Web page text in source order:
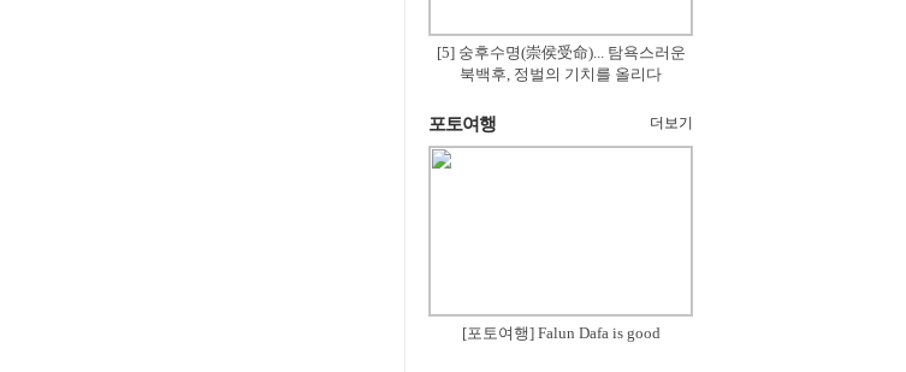
[5] 숭후수명(崇侯受命)... 탐욕스러운
북백후, 정벌의 기치를 올리다
포토여행 더보기
[포토여행] Falun Dafa is good